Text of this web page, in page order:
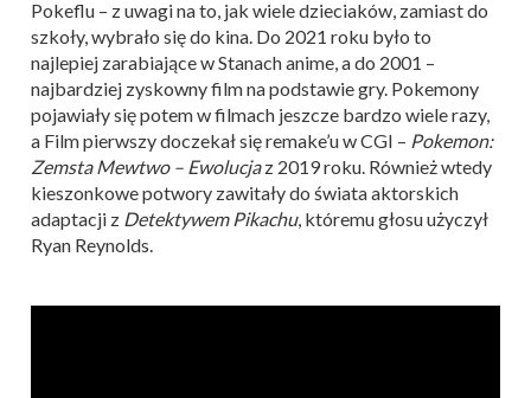
Pokeflu – z uwagi na to, jak wiele dzieciaków, zamiast do
szkoły, wybrało się do kina. Do 2021 roku było to
najlepiej zarabiające w Stanach anime, a do 2001 –
najbardziej zyskowny film na podstawie gry. Pokemony
pojawiały się potem w filmach jeszcze bardzo wiele razy,
a Film pierwszy doczekał się remake’u w CGI – Pokemon:
Zemsta Mewtwo – Ewolucjaz 2019 roku. Również wtedy
kieszonkowe potwory zawitały do świata aktorskich
adaptacji z Detektywem Pikachu, któremu głosu użyczył
Ryan Reynolds.